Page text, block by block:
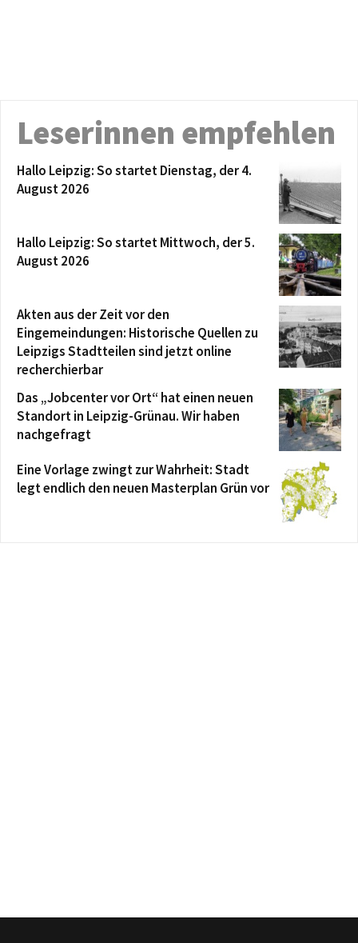
Leserinnen empfehlen
Hallo Leipzig: So startet Dienstag, der 4.
August 2026
Hallo Leipzig: So startet Mittwoch, der 5.
August 2026
Akten aus der Zeit vor den
Eingemeindungen: Historische Quellen zu
Leipzigs Stadtteilen sind jetzt online
recherchierbar
Das „Jobcenter vor Ort“ hat einen neuen
Standort in Leipzig-Grünau. Wir haben
nachgefragt
Eine Vorlage zwingt zur Wahrheit: Stadt
legt endlich den neuen Masterplan Grün vor